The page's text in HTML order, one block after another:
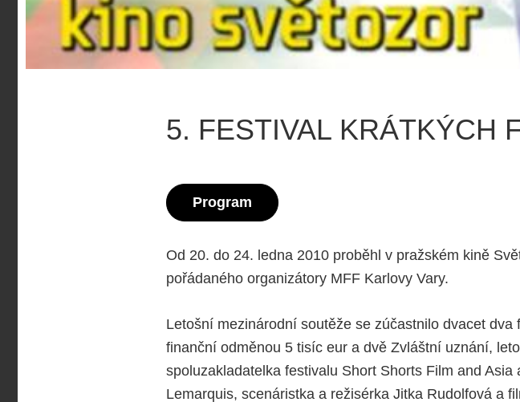
5. FESTIVAL KRÁTKÝCH
Program
Od 20. do 24. ledna 2010 proběhl v pražském kině
pořádaného organizátory MFF Karlovy Vary.
Letošní mezinárodní soutěže se zúčastnilo dvacet
finanční odměnou 5 tisíc eur a dvě Zvláštní uznání,
spoluzakladatelka festivalu Short Shorts Film and
Lemarquis, scenáristka a režisérka Jitka Rudolfová a